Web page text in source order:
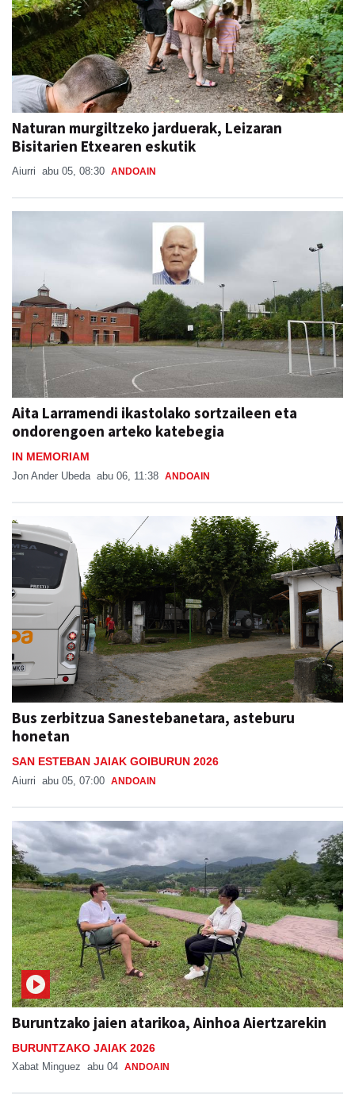
Naturan murgiltzeko jarduerak, Leizaran
Bisitarien Etxearen eskutik
Aiurri abu 05, 08:30 ANDOAIN
Aita Larramendi ikastolako sortzaileen eta
ondorengoen arteko katebegia
IN MEMORIAM
Jon Ander Ubeda abu 06, 11:38 ANDOAIN
Bus zerbitzua Sanestebanetara, asteburu
honetan
SAN ESTEBAN JAIAK GOIBURUN 2026
Aiurri abu 05, 07:00 ANDOAIN
Buruntzako jaien atarikoa, Ainhoa Aiertzarekin
BURUNTZAKO JAIAK 2026
Xabat Minguez abu 04 ANDOAIN